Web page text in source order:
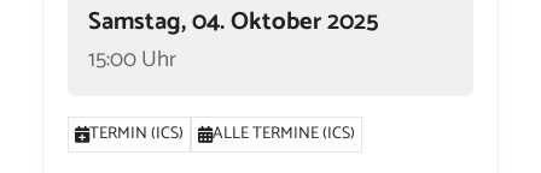
Samstag, 04. Oktober 2025
15:00 Uhr
TERMIN (ICS) ALLE TERMINE (ICS)